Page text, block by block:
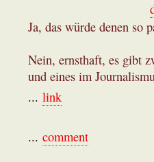
Ja, das würde denen so
Nein, ernsthaft, es gibt
und eines im
... link
... comment